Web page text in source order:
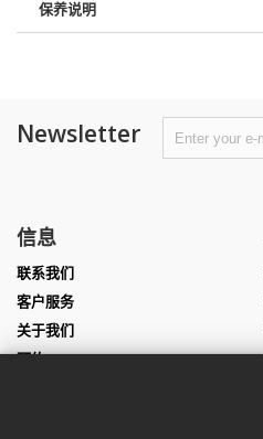
保养说明
Newsletter
信息
联系我们
客户服务
关于我们
预约